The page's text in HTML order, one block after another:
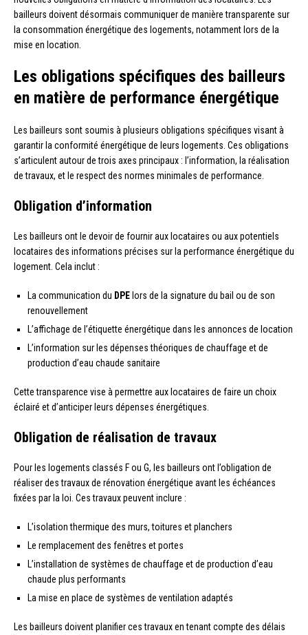
bailleurs doivent désormais communiquer de manière transparente sur
la consommation énergétique des logements, notamment lors de la
mise en location.
Les obligations spécifiques des bailleurs
en matière de performance énergétique
Les bailleurs sont soumis à plusieurs obligations spécifiques visant à
garantir la conformité énergétique de leurs logements. Ces obligations
s’articulent autour de trois axes principaux : l’information, la réalisation
de travaux, et le respect des normes minimales de performance.
Obligation d’information
Les bailleurs ont le devoir de fournir aux locataires ou aux potentiels
locataires des informations précises sur la performance énergétique du
logement. Cela inclut :
La communication du DPE lors de la signature du bail ou de son
renouvellement
L’affichage de l’étiquette énergétique dans les annonces de location
L’information sur les dépenses théoriques de chauffage et de
production d’eau chaude sanitaire
Cette transparence vise à permettre aux locataires de faire un choix
éclairé et d’anticiper leurs dépenses énergétiques.
Obligation de réalisation de travaux
Pour les logements classés F ou G, les bailleurs ont l’obligation de
réaliser des travaux de rénovation énergétique avant les échéances
fixées par la loi. Ces travaux peuvent inclure :
L’isolation thermique des murs, toitures et planchers
Le remplacement des fenêtres et portes
L’installation de systèmes de chauffage et de production d’eau
chaude plus performants
La mise en place de systèmes de ventilation adaptés
Les bailleurs doivent planifier ces travaux en tenant compte des délais